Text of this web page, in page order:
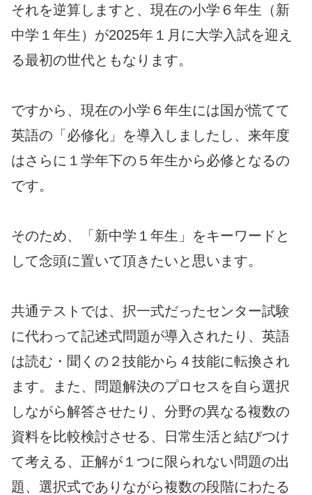
それを逆算しますと、現在の小学６年生（新
中学１年生）が2025年１月に大学入試を迎え
る最初の世代ともなります。
ですから、現在の小学６年生には国が慌てて
英語の「必修化」を導入しましたし、来年度
はさらに１学年下の５年生から必修となるの
です。
そのため、「新中学１年生」をキーワードと
して念頭に置いて頂きたいと思います。
共通テストでは、択一式だったセンター試験
に代わって記述式問題が導入されたり、英語
は読む・聞くの２技能から４技能に転換され
ます。また、問題解決のプロセスを自ら選択
しながら解答させたり、分野の異なる複数の
資料を比較検討させる、日常生活と結びつけ
て考える、正解が１つに限られない問題の出
題、選択式でありながら複数の段階にわたる